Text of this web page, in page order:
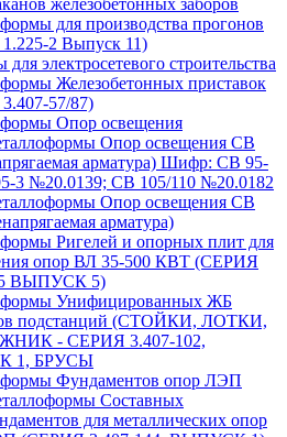
железобетонных заборов
для производства прогонов
2 Выпуск 11)
электросетевого строительства
Железобетонных приставок
57/87)
Опор освещения
Опор освещения СВ
арматура) Шифр: СВ 95-
3 №20.0139; СВ 105/110 №20.0182
Опор освещения СВ
арматура)
Ригелей и опорных плит для
опор ВЛ 35-500 КВТ (СЕРИЯ
ВЫПУСК 5)
Унифицированных ЖБ
подстанций (СТОЙКИ, ЛОТКИ,
- СЕРИЯ 3.407-102,
1, БРУСЫ
Фундаментов опор ЛЭП
Составных
для металлических опор